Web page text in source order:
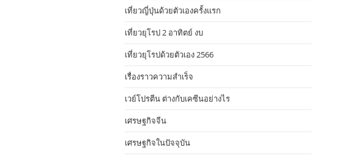
เที่ยวญี่ปุ่นด้วยตัวเองครั้งแรก
เที่ยวยุโรป 2 อาทิตย์ งบ
เที่ยวยุโรปด้วยตัวเอง 2566
เรื่องราวความสำเร็จ
เวย์โปรตีน ต่างกับเคซีนอย่างไร
เศรษฐกิจจีน
เศรษฐกิจในปัจจุบัน